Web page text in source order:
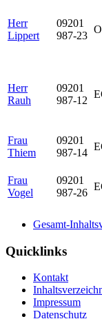
Herr
Lippert
09201
987-23
Herr
Rauh
09201
987-12
Frau
Thiem
09201
987-14
Frau
Vogel
09201
987-26
Gesamt-
Quicklinks
Kontakt
Impressum
Datenschutz